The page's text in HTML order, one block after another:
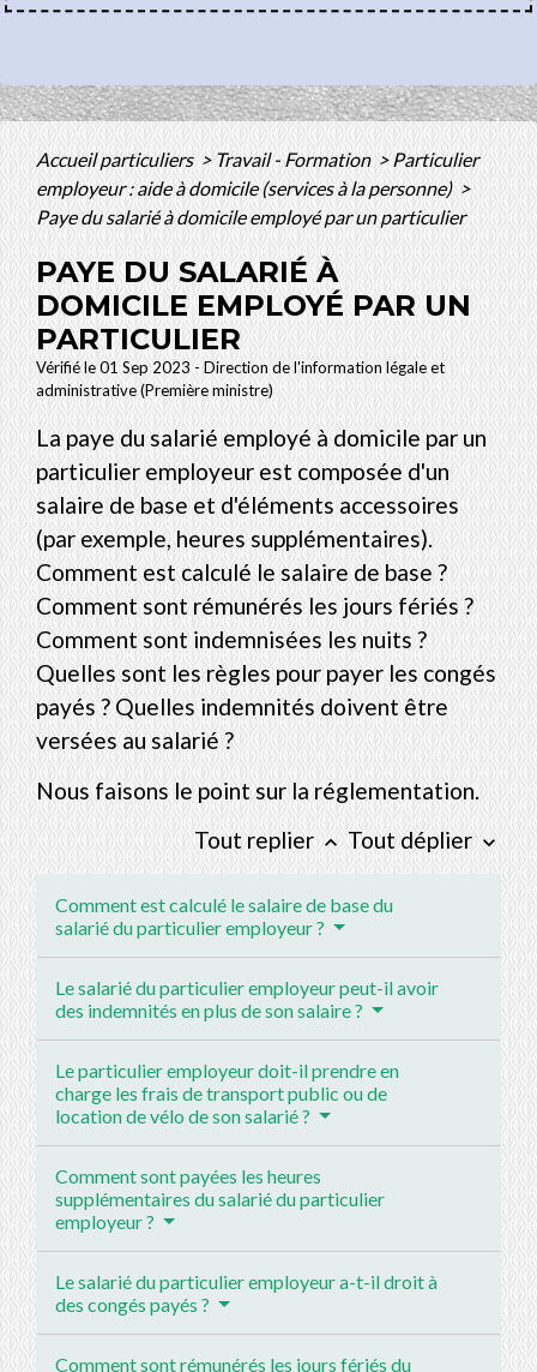
Accueil particuliers>Travail - Formation > Particulier
employeur : aide à domicile (services à la personne) >
Paye du salarié à domicile employé par un particulier
PAYE DU SALARIÉ À
DOMICILE EMPLOYÉ PAR UN
PARTICULIER
Vérifié le 01 Sep 2023 - Direction de l'information légale et
administrative (Première ministre)
La paye du salarié employé à domicile par un
particulier employeur est composée d'un
salaire de base et d'éléments accessoires
(par exemple, heures supplémentaires).
Comment est calculé le salaire de base ?
Comment sont rémunérés les jours fériés ?
Comment sont indemnisées les nuits ?
Quelles sont les règles pour payer les congés
payés ? Quelles indemnités doivent être
versées au salarié ?
Nous faisons le point sur la réglementation.
Tout replier keyboard_arrow_up Tout déplier keyboard_arrow_down
Comment est calculé le salaire de base du
salarié du particulier employeur ?
Le salarié du particulier employeur peut-il avoir
des indemnités en plus de son salaire ?
Le particulier employeur doit-il prendre en
charge les frais de transport public ou de
location de vélo de son salarié ?
Comment sont payées les heures
supplémentaires du salarié du particulier
employeur ?
Le salarié du particulier employeur a-t-il droit à
des congés payés ?
Comment sont rémunérés les jours fériés du